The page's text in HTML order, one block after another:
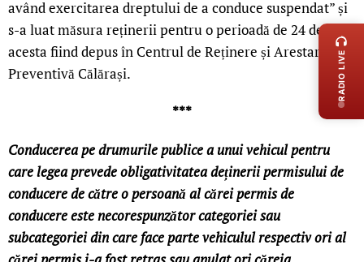
având exercitarea dreptului de a conduce suspendat” și
s-a luat măsura reținerii pentru o perioadă de 24 de ore,
acesta fiind depus în Centrul de Reținere și Arestare
Preventivă Călărași.
***
Conducerea pe drumurile publice a unui vehicul pentru
care legea prevede obligativitatea deținerii permisului de
conducere de către o persoană al cărei permis de
conducere este necorespunzător categoriei sau
subcategoriei din care face parte vehiculul respectiv ori al
RADIO LIVE